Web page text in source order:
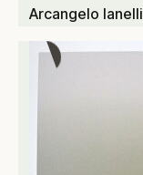
Arcangelo Ianelli